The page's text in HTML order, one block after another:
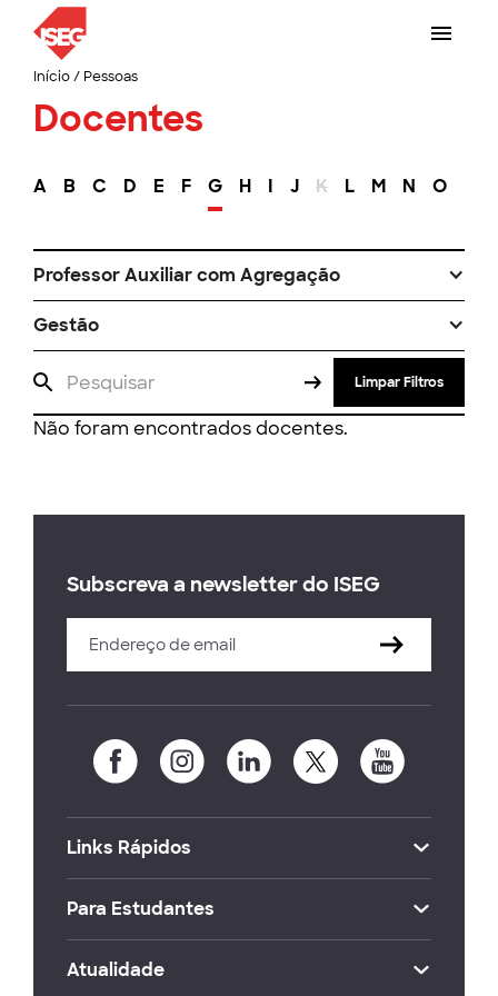
Início/ Pessoas
Docentes
A B C D E F G H I J K L M N O
Professor Auxiliar com Agregação
Gestão
Limpar Filtros
Não foram encontrados docentes.
Subscreva a newsletter do ISEG
Links Rápidos
Para Estudantes
Atualidade